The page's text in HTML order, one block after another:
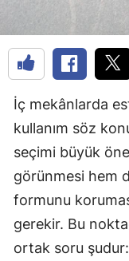
İç mekânlarda
kullanım söz
seçimi büyük
görünmesi hem
formunu
gerekir. Bu
ortak soru